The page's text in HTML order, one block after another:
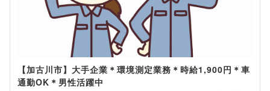
【加古川市】大手企業＊環境測定業務＊時給1,900円＊車
通勤OK＊男性活躍中